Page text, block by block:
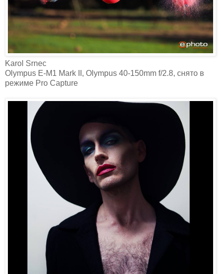
Karol Srnec‎
Olympus E-M1 Mark II, Olympus 40-150mm f/2.8, снято в
режиме Pro Capture